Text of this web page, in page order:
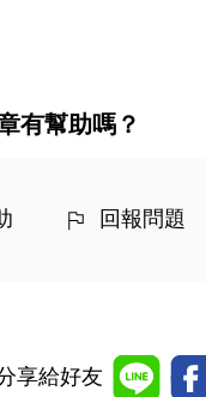
有幫助嗎？
回報問題
享給好友